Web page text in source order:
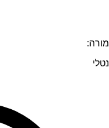
מורה:
נטלי